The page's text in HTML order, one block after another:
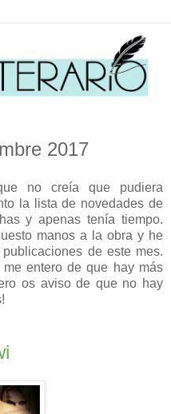
2017
no creía que pudiera
la lista de novedades de
y apenas tenía tiempo.
manos a la obra y he
de este mes.
entero de que hay más
os aviso de que no hay